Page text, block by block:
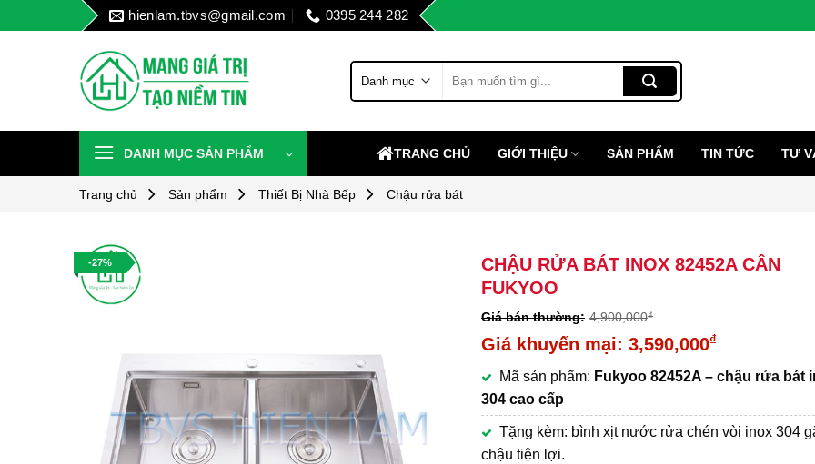
to
hienlam.tbvs@gmail.com 0395 244 282
kiếm:
DANH MỤC SẢN PHẨM TRANG CHỦ GIỚI THIỆU SẢN PHẨM TIN TỨC TƯ
Trang chủ Sản phẩm Thiết Bị Nhà Bếp Chậu rửa bát
-27%
CHẬU RỬA BÁT INOX 82452A CÂN
FUKYOO
4,900,000₫
Giá
là:
4,900,000₫.
3,590,000₫
hiện
tại
là:
3,590,000₫.
Mã sản phẩm: Fukyoo 82452A – chậu rửa bát
304 cao cấp
Tặng kèm: bình xịt nước rửa chén vòi inox 304
chậu tiện lợi.